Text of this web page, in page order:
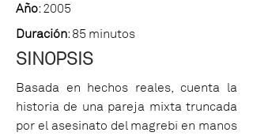
Año: 2005
Duración: 85 minutos
SINOPSIS
Basada en hechos reales, cuenta la
historia de una pareja mixta truncada
por el asesinato del magrebí en manos